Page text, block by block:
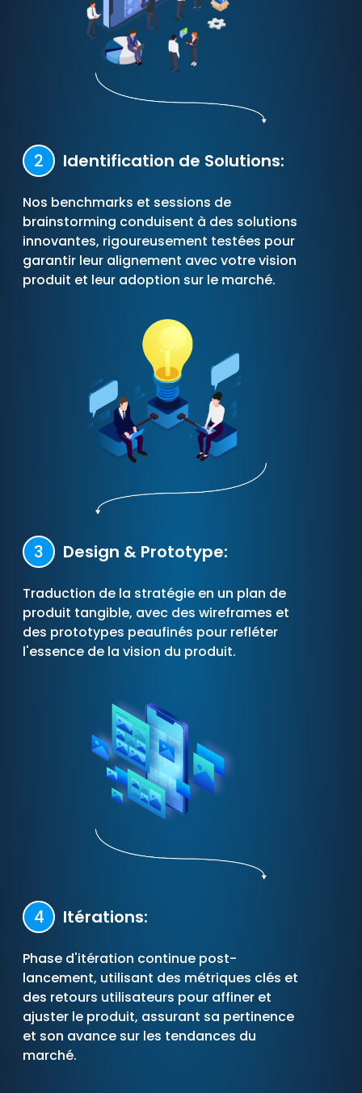
2 Identification de Solutions:
Nos benchmarks et sessions de
brainstorming conduisent à des solutions
innovantes, rigoureusement testées pour
garantir leur alignement avec votre vision
produit et leur adoption sur le marché.
3 Design & Prototype:
Traduction de la stratégie en un plan de
produit tangible, avec des wireframes et
des prototypes peaufinés pour refléter
l'essence de la vision du produit.
4 Itérations:
Phase d'itération continue post-
lancement, utilisant des métriques clés et
des retours utilisateurs pour affiner et
ajuster le produit, assurant sa pertinence
et son avance sur les tendances du
marché.